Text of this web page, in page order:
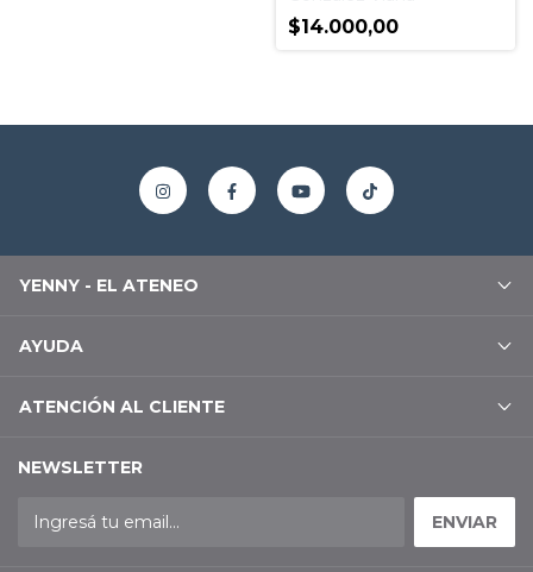
$14.000,00
YENNY - EL ATENEO
AYUDA
ATENCIÓN AL CLIENTE
NEWSLETTER